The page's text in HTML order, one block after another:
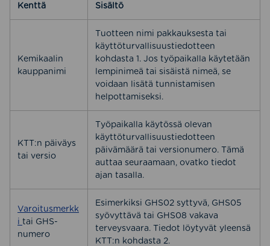
Kenttä Sisältö
Kemikaalin
kauppanimi
Tuotteen nimi pakkauksesta tai
käyttöturvallisuustiedotteen
kohdasta 1. Jos työpaikalla käytetään
lempinimeä tai sisäistä nimeä, se
voidaan lisätä tunnistamisen
helpottamiseksi.
KTT:n päiväys
tai versio
Työpaikalla käytössä olevan
käyttöturvallisuustiedotteen
päivämäärä tai versionumero. Tämä
auttaa seuraamaan, ovatko tiedot
ajan tasalla.
Varoitusmerkk
i tai GHS-
numero
Esimerkiksi GHS02 syttyvä, GHS05
syövyttävä tai GHS08 vakava
terveysvaara. Tiedot löytyvät yleensä
KTT:n kohdasta 2.